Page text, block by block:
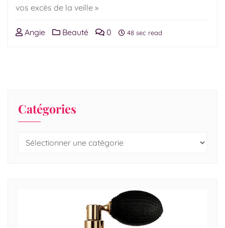
vos excès de la veille »
Angie Beauté 0 48 sec read
Catégories